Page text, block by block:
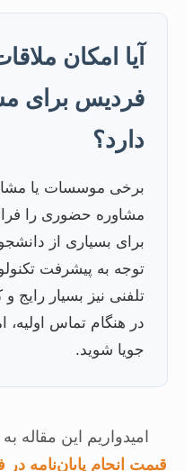
آیا امکان
فردیس برای
دارد؟
برخی موسسات یا
مشاوره حضوری را
برای بسیاری از
توجه به پیشرفت
تلفنی نیز بسیار رایج
در هنگام تماس اولیه،
جویا شوید.
امیدواریم این مقاله
قیمت انجام پایان‌نامه